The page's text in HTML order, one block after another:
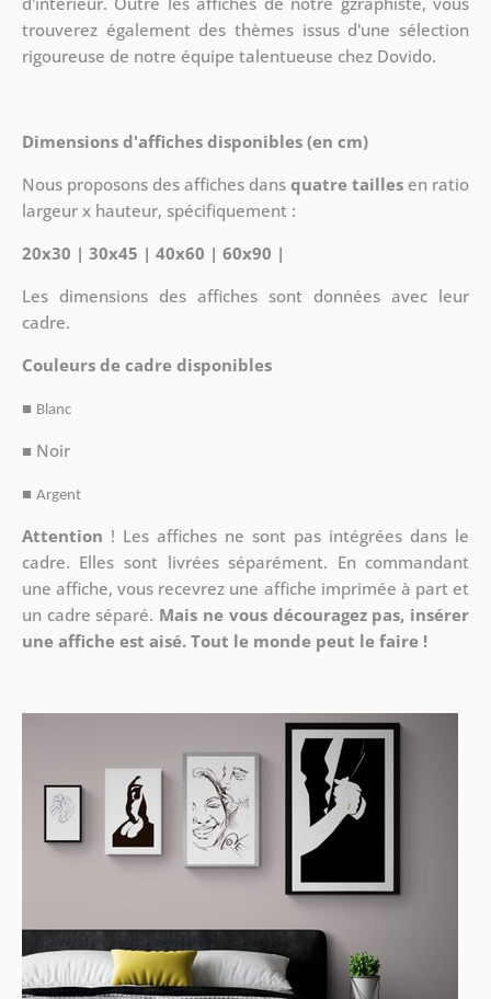
trouverez également des thèmes issus d'une sélection
rigoureuse de notre équipe talentueuse chez Dovido.
Dimensions d'affiches disponibles (en cm)
Nous proposons des affiches dansquatre tailles en ratio
largeur x hauteur, spécifiquement :
20x30 | 30x45 | 40x60 | 60x90 |
Les dimensions des affiches sont données avec leur
cadre.
Couleurs de cadre disponibles
■ Blanc
■ Noir
■ Argent
Attention ! Les affiches ne sont pas intégrées dans le
cadre. Elles sont livrées séparément. En commandant
une affiche, vous recevrez une affiche imprimée à part et
un cadre séparé. Mais ne vous découragez pas, insérer
une affiche est aisé. Tout le monde peut le faire !